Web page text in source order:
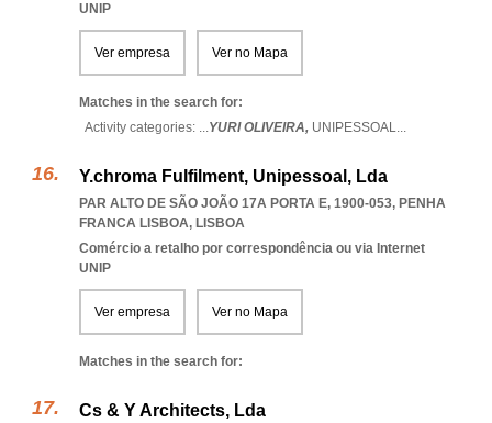
UNIP
Ver empresa Ver no Mapa
Matches in the search for:
Activity categories: ...YURI OLIVEIRA, UNIPESSOAL...
Y.chroma Fulfilment, Unipessoal, Lda
PAR ALTO DE SÃO JOÃO 17A PORTA E, 1900-053, PENHA
FRANCA LISBOA, LISBOA
Comércio a retalho por correspondência ou via Internet
UNIP
Ver empresa Ver no Mapa
Matches in the search for:
Cs & Y Architects, Lda